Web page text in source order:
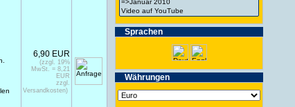
6,90 EUR
(zzgl. 19%
MwSt. = 8,21
EUR
zzgl.
Versandkosten)
Spra­chen
Wäh­run­gen